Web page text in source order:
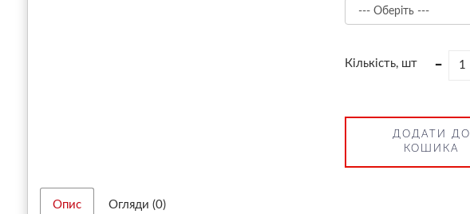
Кількість, шт -
ДОДАТИ ДО
КОШИКА
Опис Огляди (0)